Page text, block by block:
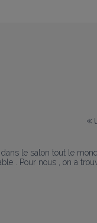
«
le salon tout le
. Pour nous , on a